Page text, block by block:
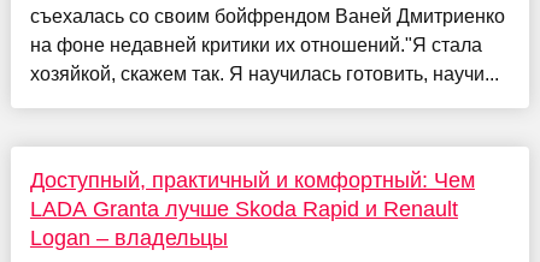
съехалась со своим бойфрендом Ваней Дмитриенко
на фоне недавней критики их отношений."Я стала
хозяйкой, скажем так. Я научилась готовить, научи...
Доступный, практичный и комфортный: Чем
LADA Granta лучше Skoda Rapid и Renault
Logan – владельцы